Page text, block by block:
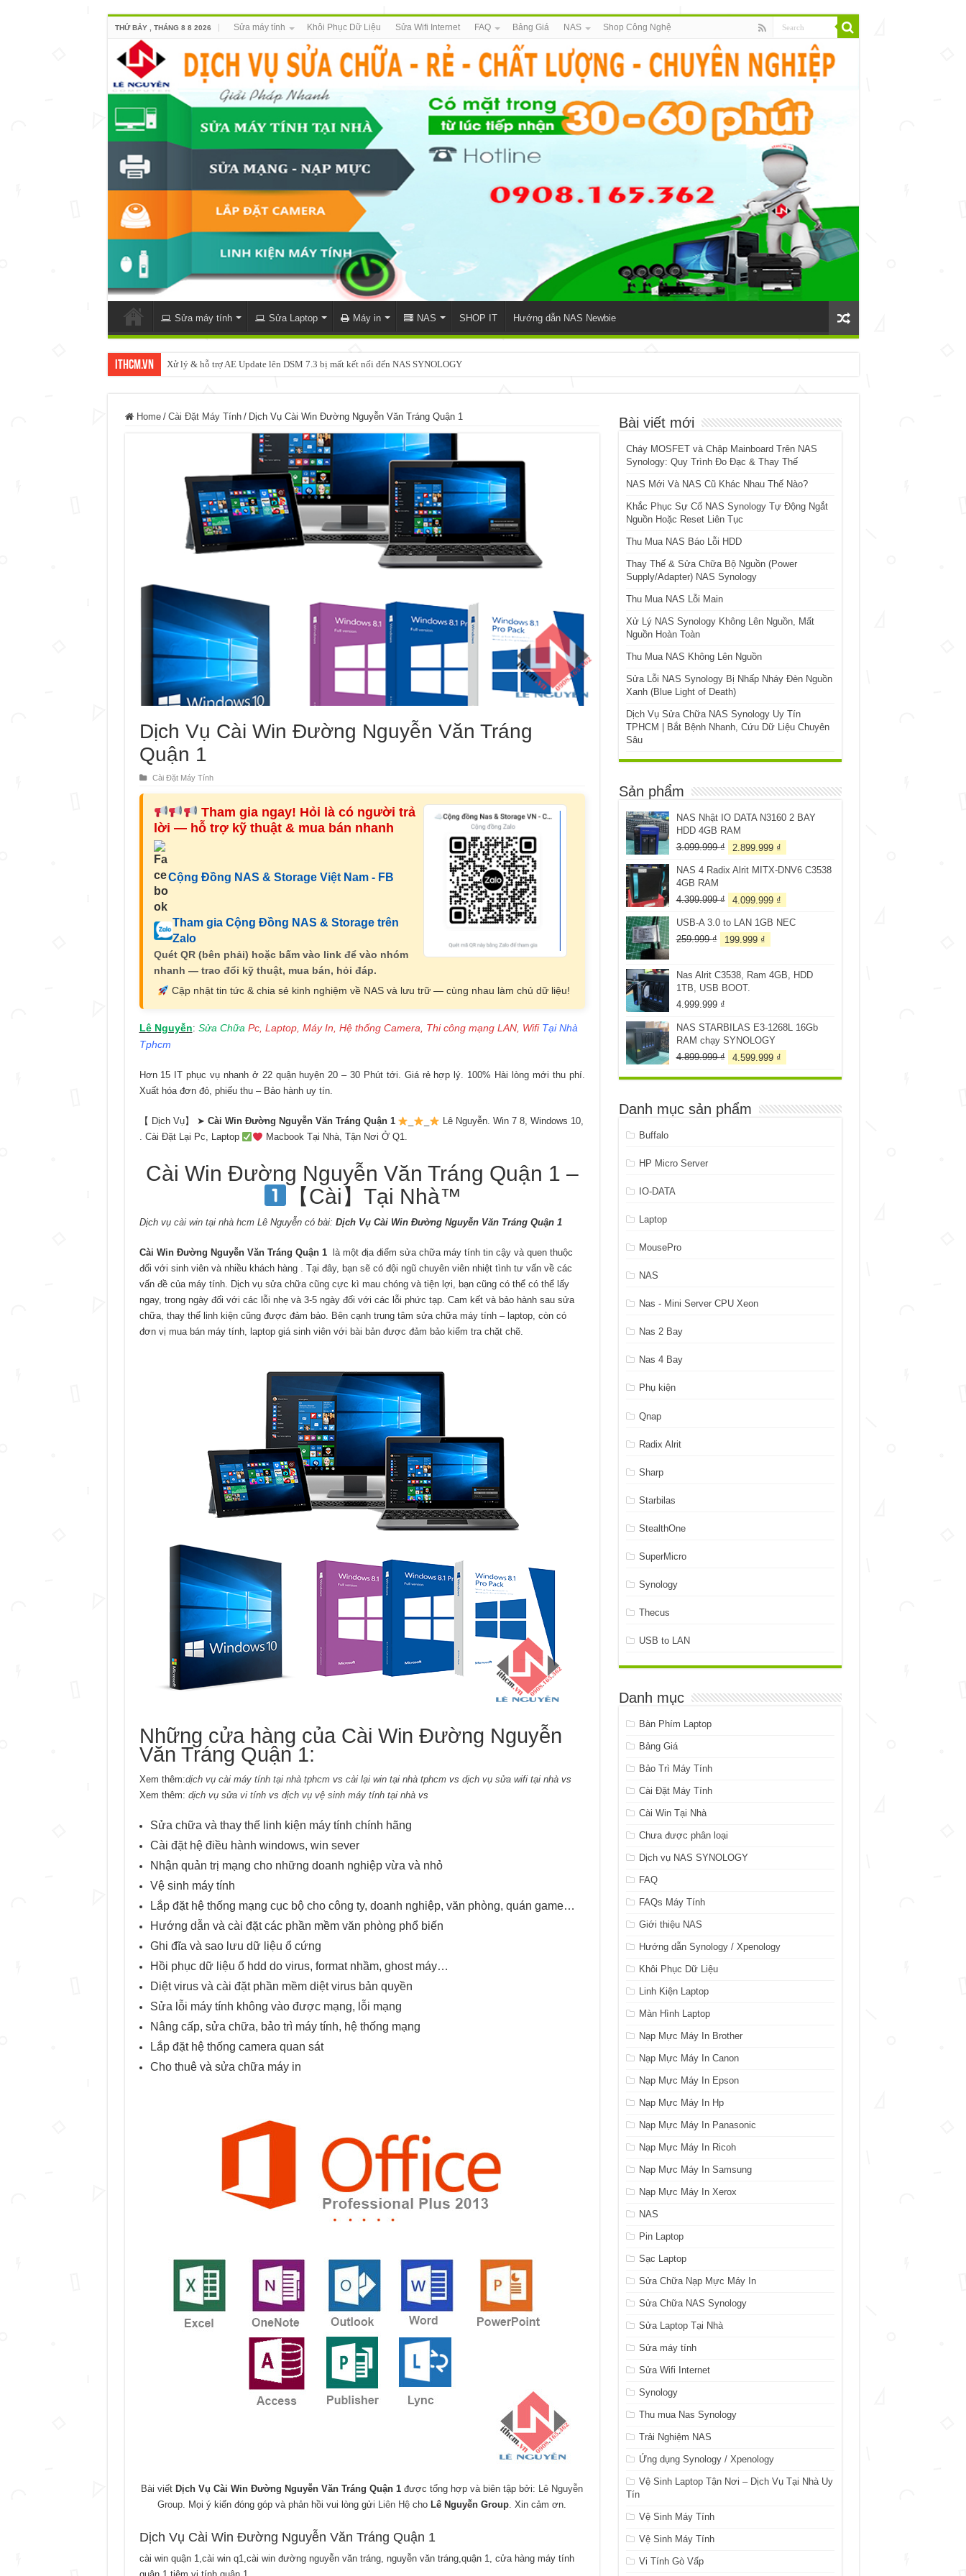
THỨ BẢY , THÁNG 8 8 2026 Sửa máy tính Khôi Phục Dữ Liệu Sửa Wifi Internet FAQ Bảng Giá NAS Shop Công Nghệ
Sửa máy tính Sửa Laptop Máy in NAS SHOP IT Hướng dẫn NAS Newbie
ItHCM.VN Xử lý & hỗ trợ AE Update lên DSM 7.3 bị mất kết nối đến NAS SYNOLOGY
Home / Cài Đặt Máy Tính / Dịch Vụ Cài Win Đường Nguyễn Văn Tráng Quận 1
Dịch Vụ Cài Win Đường Nguyễn Văn Tráng
Quận 1
Cài Đặt Máy Tính
Tham gia ngay! Hỏi là có người trả
lời — hỗ trợ kỹ thuật & mua bán nhanh
Cộng Đồng NAS & Storage Việt Nam - FB
Tham gia Cộng Đồng NAS & Storage trên
Zalo
Quét QR (bên phải) hoặc bấm vào link để vào nhóm
nhanh — trao đổi kỹ thuật, mua bán, hỏi đáp.
Cập nhật tin tức & chia sẻ kinh nghiệm về NAS và lưu trữ — cùng nhau làm chủ dữ liệu!
Lê Nguyễn: Sửa ChữaPc, Laptop, Máy In, Hệ thống Camera, Thi công mạng LAN, Wifi Tại Nhà
Tphcm
Hơn 15 IT phục vụ nhanh ở 22 quận huyện 20 – 30 Phút tới. Giá rẻ hợp lý. 100% Hài lòng mới thu phí.
Xuất hóa đơn đỏ, phiếu thu – Bảo hành uy tín.
【 Dịch Vụ】 ➤ Cài Win Đường Nguyễn Văn Tráng Quận 1
Lê Nguyễn. Win 7 8, Windows 10,
. Cài Đặt Lại Pc, Laptop
Macbook Tại Nhà, Tận Nơi Ở Q1.
Cài Win Đường Nguyễn Văn Tráng Quận 1 –
【Cài】Tại Nhà™
Dịch vụcài win tại nhà hcmLê Nguyễn có bài: Dịch Vụ Cài Win Đường Nguyễn Văn Tráng Quận 1
Cài Win Đường Nguyễn Văn Tráng Quận 1
là một địa điểm sửa chữa máy tính tin cậy và quen thuộc
đối với sinh viên và nhiều khách hàng . Tại đây, bạn sẽ có đội ngũ chuyên viên nhiệt tình tư vấn về các
vấn đề của máy tính. Dịch vụ sửa chữa cũng cực kì mau chóng và tiện lợi, bạn cũng có thể có thể lấy
ngay, trong ngày đối với các lỗi nhẹ và 3-5 ngày đối với các lỗi phức tạp. Cam kết và bảo hành sau sửa
chữa, thay thế linh kiện cũng được đảm bảo. Bên cạnh trung tâm sửa chữa máy tính – laptop, còn có
đơn vị mua bán máy tính, laptop giá sinh viên với bài bản được đảm bảo kiểm tra chặt chẽ.
Những cửa hàng của Cài Win Đường Nguyễn
Văn Tráng Quận 1:
Xem thêm:dịch vụ cài máy tính tại nhà tphcmvs cài lại win tại nhà tphcmvs dịch vụ sửa wifi tại nhàvs
Xem thêm: dịch vụ sửa vi tínhvs dịch vụ vệ sinh máy tính tại nhàvs
Sửa chữa và thay thế linh kiện máy tính chính hãng
Cài đặt hệ điều hành windows, win sever
Nhận quản trị mạng cho những doanh nghiệp vừa và nhỏ
Vệ sinh máy tính
Lắp đặt hệ thống mạng cục bộ cho công ty, doanh nghiệp, văn phòng, quán game…
Hướng dẫn và cài đặt các phần mềm văn phòng phổ biến
Ghi đĩa và sao lưu dữ liệu ổ cứng
Hồi phục dữ liệu ổ hdd do virus, format nhầm, ghost máy…
Diệt virus và cài đặt phần mềm diệt virus bản quyền
Sửa lỗi máy tính không vào được mạng, lỗi mạng
Nâng cấp, sửa chữa, bảo trì máy tính, hệ thống mạng
Lắp đặt hệ thống camera quan sát
Cho thuê và sửa chữa máy in
Bài viết Dịch Vụ Cài Win Đường Nguyễn Văn Tráng Quận 1 được tổng hợp và biên tập bởi: Lê Nguyễn
Group. Mọi ý kiến đóng góp và phản hồi vui lòng gửi Liên Hệ cho Lê Nguyễn Group. Xin cảm ơn.
Dịch Vụ Cài Win Đường Nguyễn Văn Tráng Quận 1
cài win quận 1,cài win q1,cài win đường nguyễn văn tráng, nguyễn văn tráng,quận 1, cửa hàng máy tính
Bài viết mới
Cháy MOSFET và Chập Mainboard Trên NAS
Synology: Quy Trình Đo Đạc & Thay Thế
NAS Mới Và NAS Cũ Khác Nhau Thế Nào?
Khắc Phục Sự Cố NAS Synology Tự Động Ngắt
Nguồn Hoặc Reset Liên Tục
Thu Mua NAS Báo Lỗi HDD
Thay Thế & Sửa Chữa Bộ Nguồn (Power
Supply/Adapter) NAS Synology
Thu Mua NAS Lỗi Main
Xử Lý NAS Synology Không Lên Nguồn, Mất
Nguồn Hoàn Toàn
Thu Mua NAS Không Lên Nguồn
Sửa Lỗi NAS Synology Bị Nhấp Nháy Đèn Nguồn
Xanh (Blue Light of Death)
Dịch Vụ Sửa Chữa NAS Synology Uy Tín
TPHCM | Bắt Bệnh Nhanh, Cứu Dữ Liệu Chuyên
Sâu
Sản phẩm
NAS Nhật IO DATA N3160 2 BAY
HDD 4GB RAM
3.099.999₫
Giá
là:
2.899.999 ₫
tại
NAS 4 Radix Alrit MITX-DNV6 C3538
4GB RAM
4.399.999₫
Giá
là:
4.399.999 ₫.
4.099.999 ₫
tại
USB-A 3.0 to LAN 1GB NEC
259.999₫
Giá
259.999 ₫.
199.999 ₫
là:
Nas Alrit C3538, Ram 4GB, HDD
1TB, USB BOOT.
4.999.999 ₫
NAS STARBILAS E3-1268L 16Gb
RAM chạy SYNOLOGY
4.899.999₫
Giá
là:
4.599.999 ₫
tại
4.599.999 ₫.
Danh mục sản phẩm
Buffalo
HP Micro Server
IO-DATA
Laptop
MousePro
NAS
Nas - Mini Server CPU Xeon
Nas 2 Bay
Nas 4 Bay
Phụ kiện
Qnap
Radix Alrit
Sharp
Starbilas
StealthOne
SuperMicro
Synology
Thecus
USB to LAN
Danh mục
Bàn Phím Laptop
Bảng Giá
Bảo Trì Máy Tính
Cài Đặt Máy Tính
Cài Win Tại Nhà
Chưa được phân loại
Dịch vụ NAS SYNOLOGY
FAQ
FAQs Máy Tính
Giới thiệu NAS
Hướng dẫn Synology / Xpenology
Khôi Phục Dữ Liệu
Linh Kiện Laptop
Màn Hình Laptop
Nạp Mực Máy In Brother
Nạp Mực Máy In Canon
Nạp Mực Máy In Epson
Nạp Mực Máy In Hp
Nạp Mực Máy In Panasonic
Nạp Mực Máy In Ricoh
Nạp Mực Máy In Samsung
Nạp Mực Máy In Xerox
NAS
Pin Laptop
Sạc Laptop
Sửa Chữa Nạp Mực Máy In
Sửa Chữa NAS Synology
Sửa Laptop Tại Nhà
Sửa máy tính
Sửa Wifi Internet
Synology
Thu mua Nas Synology
Trải Nghiệm NAS
Ứng dụng Synology / Xpenology
Vệ Sinh Laptop Tận Nơi – Dịch Vụ Tại Nhà Uy
Tín
Vệ Sinh Máy Tính
Vệ Sinh Máy Tính
Vi Tính Gò Vấp